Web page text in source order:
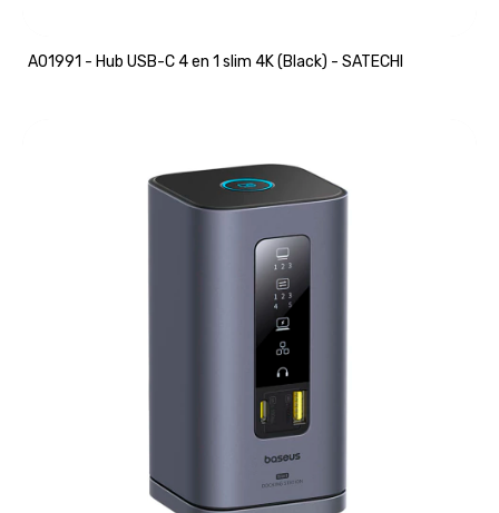
A01991 - Hub USB-C 4 en 1 slim 4K (Black) - SATECHI